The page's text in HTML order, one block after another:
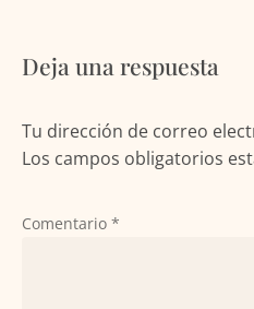
Deja una respuesta
Tu dirección de correo
Los campos obligatorios
Comentario *